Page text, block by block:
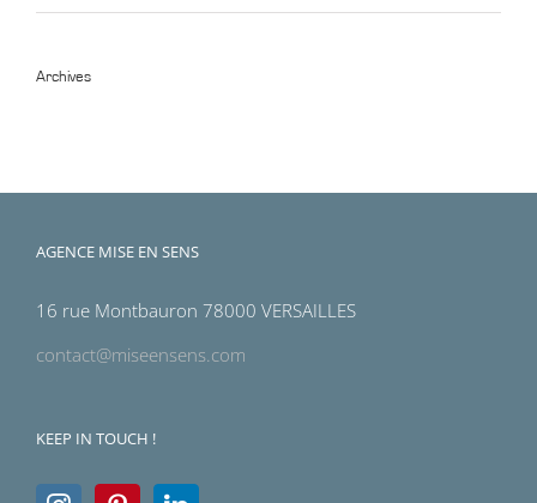
Archives
AGENCE MISE EN SENS
16 rue Montbauron 78000 VERSAILLES
contact@miseensens.com
KEEP IN TOUCH !